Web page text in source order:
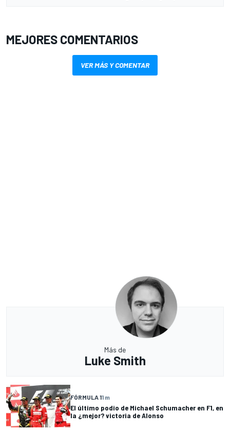
MEJORES COMENTARIOS
VER MÁS Y COMENTAR
Más de
Luke Smith
FÓRMULA 11 m
El último podio de Michael Schumacher en F1, en
la ¿mejor? victoria de Alonso